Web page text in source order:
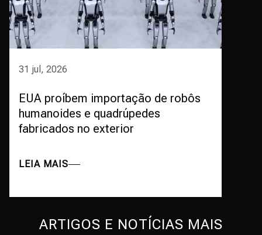
31 jul, 2026
EUA proíbem importação de robôs
humanoides e quadrúpedes
fabricados no exterior
LEIA MAIS
ARTIGOS E NOTÍCIAS MAIS